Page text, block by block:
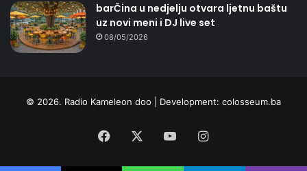
barČina u nedjelju otvara ljetnu baštu
uz novi meni i DJ live set
08/05/2026
© 2026. Radio Kameleon doo | Development: colosseum.ba
Facebook YouTubeInstagram